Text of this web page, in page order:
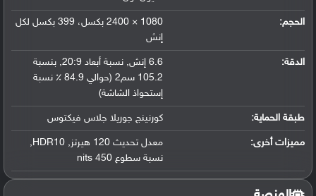
الحجم:
1080 × 2400 بكسل، 399 بكسل لكل
إنش
الدقة: 6.6 إنش , نسبة أبعاد 20:9 , بنسبة
105.2 سم2 (حوالي 84.9 ٪ نسبة
إستحواذ الشاشة)
طبقة الحماية: كورنينج جوريلا جلاس فيكتوس
مميزات أخرى: معدل تحديث 120 هيرتز ,
HDR10
,
نسبة سطوع 450 nits